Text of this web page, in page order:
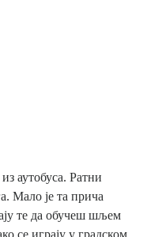
аутобуса. Ратни
Мало је та прича
те да обучеш шљем